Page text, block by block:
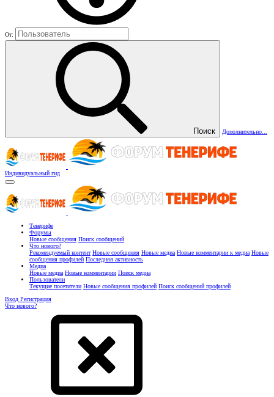
От:
Поиск Дополнительно...
Индивидуальный гид
Тенерифе
Форумы
Новые сообщения Поиск сообщений
Что нового?
Рекомендуемый контент Новые сообщения Новые медиа Новые комментарии к медиа Новые
сообщения профилей Последняя активность
Медиа
Новые медиа Новые комментарии Поиск медиа
Пользователи
Текущие посетители Новые сообщения профилей Поиск сообщений профилей
Вход Регистрация
Что нового?